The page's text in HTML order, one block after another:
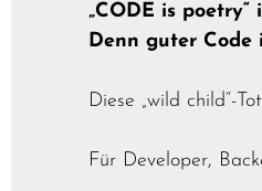
„CODE is
Denn guter Code
Diese „wild child“-
Für Developer,